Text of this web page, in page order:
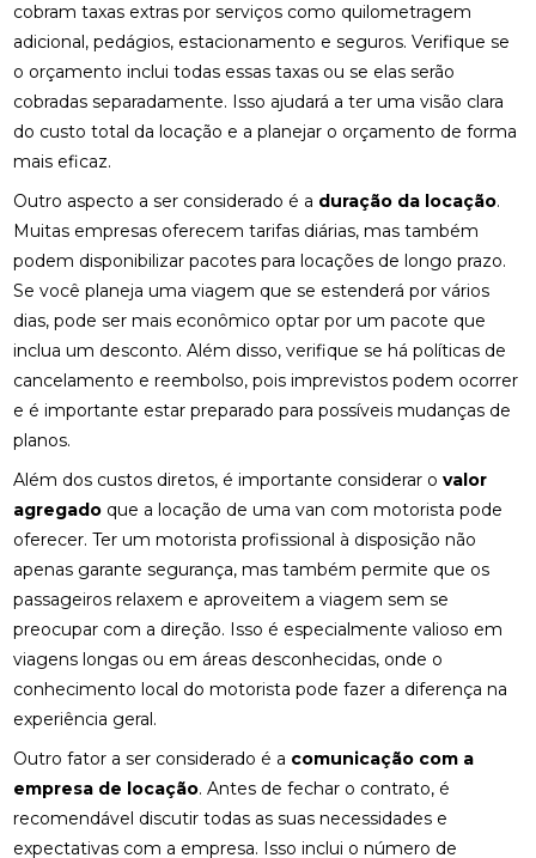
cobram taxas extras por serviços como quilometragem
adicional, pedágios, estacionamento e seguros. Verifique se
o orçamento inclui todas essas taxas ou se elas serão
cobradas separadamente. Isso ajudará a ter uma visão clara
do custo total da locação e a planejar o orçamento de forma
mais eficaz.
Outro aspecto a ser considerado é a duração da locação.
Muitas empresas oferecem tarifas diárias, mas também
podem disponibilizar pacotes para locações de longo prazo.
Se você planeja uma viagem que se estenderá por vários
dias, pode ser mais econômico optar por um pacote que
inclua um desconto. Além disso, verifique se há políticas de
cancelamento e reembolso, pois imprevistos podem ocorrer
e é importante estar preparado para possíveis mudanças de
planos.
Além dos custos diretos, é importante considerar ovalor
agregado que a locação de uma van com motorista pode
oferecer. Ter um motorista profissional à disposição não
apenas garante segurança, mas também permite que os
passageiros relaxem e aproveitem a viagem sem se
preocupar com a direção. Isso é especialmente valioso em
viagens longas ou em áreas desconhecidas, onde o
conhecimento local do motorista pode fazer a diferença na
experiência geral.
Outro fator a ser considerado é a comunicação com a
empresa de locação. Antes de fechar o contrato, é
recomendável discutir todas as suas necessidades e
expectativas com a empresa. Isso inclui o número de